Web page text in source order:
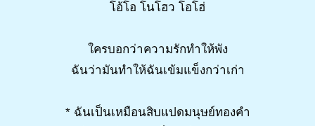
โอ้โอ โนโฮว โอโฮ่
ใครบอกว่าความรักทำให้พัง
ฉันว่ามันทำให้ฉันเข้มแข็งกว่าเก่า
* ฉันเป็นเหมือนสิบแปดมนุษย์ทองคำ